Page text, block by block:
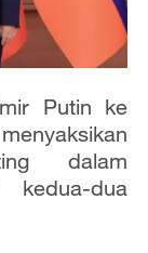
Putin ke
dalam
dua